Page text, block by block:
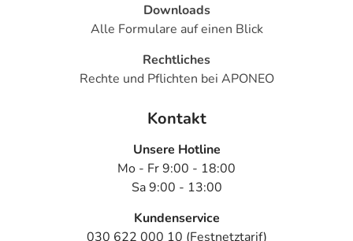
Downloads
Alle Formulare auf einen Blick
Rechtliches
Rechte und Pflichten bei APONEO
Kontakt
Unsere Hotline
Mo - Fr 9:00 - 18:00
Sa 9:00 - 13:00
Kundenservice
030 622 000 10 (Festnetztarif)